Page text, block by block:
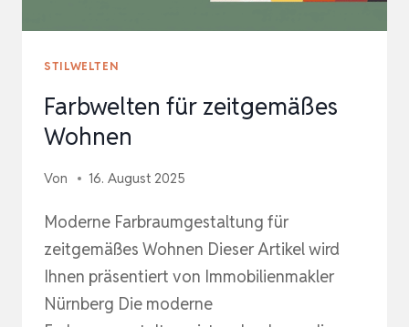
STILWELTEN
Farbwelten für zeitgemäßes
Wohnen
Von 16. August 2025
Moderne Farbraumgestaltung für
zeitgemäßes Wohnen Dieser Artikel wird
Ihnen präsentiert von Immobilienmakler
Nürnberg Die moderne